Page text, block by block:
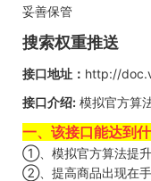
妥善保管
搜索权重推送
接口地址： http://
接口介绍: 模拟官方算
一、该接口能达到
①、模拟官方算法提升
②、提高商品出现在